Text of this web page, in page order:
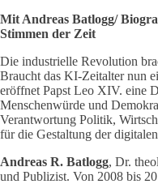
Mit Andreas Batlogg/
Stimmen der Zeit
Die industrielle Revolution
Braucht das KI-Zeitalter nun
eröffnet Papst Leo XIV. eine
Menschenwürde und
Verantwortung Politik,
für die Gestaltung der
Andreas R. Batlogg, Dr.
und Publizist. Von 2008 bis